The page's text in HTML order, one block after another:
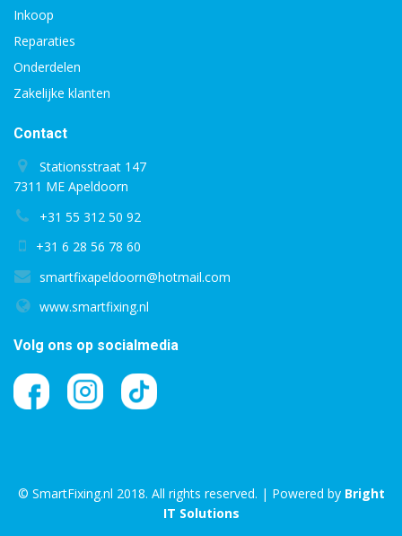
Inkoop
Reparaties
Onderdelen
Zakelijke klanten
Contact
Stationsstraat 147
7311 ME Apeldoorn
+31 55 312 50 92
+31 6 28 56 78 60
smartfixapeldoorn@hotmail.com
www.smartfixing.nl
Volg ons op socialmedia
© SmartFixing.nl 2018. All rights reserved. | Powered by Bright
IT Solutions